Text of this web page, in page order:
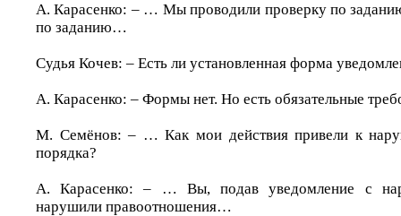
А. Карасенко: – … Мы проводили проверку по
по заданию…
Судья Кочев: – Есть ли установленная форма
А. Карасенко: – Формы нет. Но есть обязательные
М. Семёнов: – … Как мои действия привели к
порядка?
А. Карасенко: – … Вы, подав уведомление с
нарушили правоотношения…